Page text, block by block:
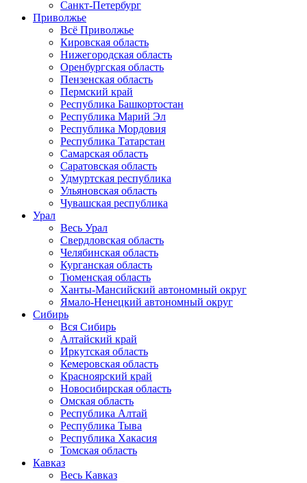
Санкт-Петербург
Приволжье
Всё Приволжье
Кировская область
Нижегородская область
Оренбургская область
Пензенская область
Пермский край
Республика Башкортостан
Республика Марий Эл
Республика Мордовия
Республика Татарстан
Самарская область
Саратовская область
Удмуртская республика
Ульяновская область
Чувашская республика
Урал
Весь Урал
Свердловская область
Челябинская область
Курганская область
Тюменская область
Ханты-Мансийский автономный округ
Ямало-Ненецкий автономный округ
Сибирь
Вся Сибирь
Алтайский край
Иркутская область
Кемеровская область
Красноярский край
Новосибирская область
Омская область
Республика Алтай
Республика Тыва
Республика Хакасия
Томская область
Кавказ
Весь Кавказ